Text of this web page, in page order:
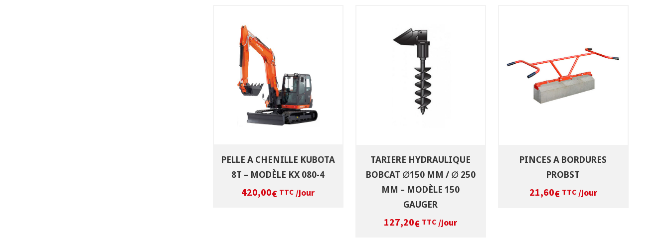
SÉLECTIONNEZ LES DATES
VOIR LE PRODUIT
PELLE A CHENILLE KUBOTA
8T – MODÈLE KX 080-4
420,00€ TTC /jour
SÉLECTIONNEZ LES DATES
VOIR LE PRODUIT
TARIERE HYDRAULIQUE
BOBCAT ∅150 MM / ∅ 250
MM – MODÈLE 150
GAUGER
127,20€ TTC /jour
SÉLECTIONNEZ LES DATES
VOIR LE PRODUIT
PINCES A BORDURES
PROBST
21,60€ TTC /jour